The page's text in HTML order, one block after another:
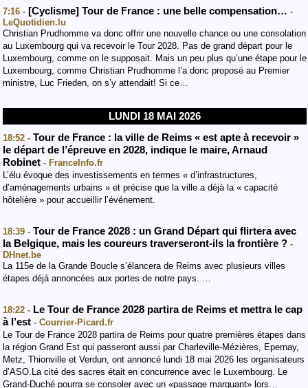
7:16 - [Cyclisme] Tour de France : une belle compensation… -
LeQuotidien.lu
Christian Prudhomme va donc offrir une nouvelle chance ou une consolation
au Luxembourg qui va recevoir le Tour 2028. Pas de grand départ pour le
Luxembourg, comme on le supposait. Mais un peu plus qu’une étape pour le
Luxembourg, comme Christian Prudhomme l’a donc proposé au Premier
ministre, Luc Frieden, on s’y attendait! Si ce…
LUNDI 18 MAI 2026
18:52 - Tour de France : la ville de Reims « est apte à recevoir »
le départ de l’épreuve en 2028, indique le maire, Arnaud
Robinet - FranceInfo.fr
L’élu évoque des investissements en termes « d’infrastructures,
d’aménagements urbains » et précise que la ville a déjà la « capacité
hôtelière » pour accueillir l’événement.
18:39 - Tour de France 2028 : un Grand Départ qui flirtera avec
la Belgique, mais les coureurs traverseront-ils la frontière ? -
DHnet.be
La 115e de la Grande Boucle s’élancera de Reims avec plusieurs villes
étapes déjà annoncées aux portes de notre pays. …
18:22 - Le Tour de France 2028 partira de Reims et mettra le cap
à l’est - Courrier-Picard.fr
Le Tour de France 2028 partira de Reims pour quatre premières étapes dans
la région Grand Est qui passeront aussi par Charleville-Mézières, Epernay,
Metz, Thionville et Verdun, ont annoncé lundi 18 mai 2026 les organisateurs
d’ASO.La cité des sacres était en concurrence avec le Luxembourg. Le
Grand-Duché pourra se consoler avec un «passage marquant» lors…